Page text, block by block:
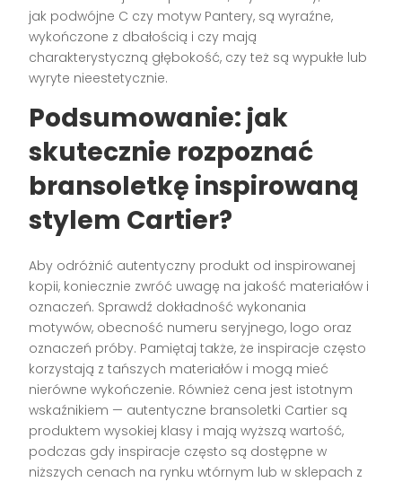
jak podwójne C czy motyw Pantery, są wyraźne,
wykończone z dbałością i czy mają
charakterystyczną głębokość, czy też są wypukłe lub
wyryte nieestetycznie.
Podsumowanie: jak
skutecznie rozpoznać
bransoletkę inspirowaną
stylem Cartier?
Aby odróżnić autentyczny produkt od inspirowanej
kopii, koniecznie zwróć uwagę na jakość materiałów i
oznaczeń. Sprawdź dokładność wykonania
motywów, obecność numeru seryjnego, logo oraz
oznaczeń próby. Pamiętaj także, że inspiracje często
korzystają z tańszych materiałów i mogą mieć
nierówne wykończenie. Również cena jest istotnym
wskaźnikiem — autentyczne bransoletki Cartier są
produktem wysokiej klasy i mają wyższą wartość,
podczas gdy inspiracje często są dostępne w
niższych cenach na rynku wtórnym lub w sklepach z